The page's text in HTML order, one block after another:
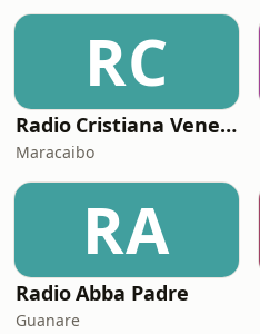
RC
Radio Cristiana Venezuela
Maracaibo
RA
Radio Abba Padre
Guanare